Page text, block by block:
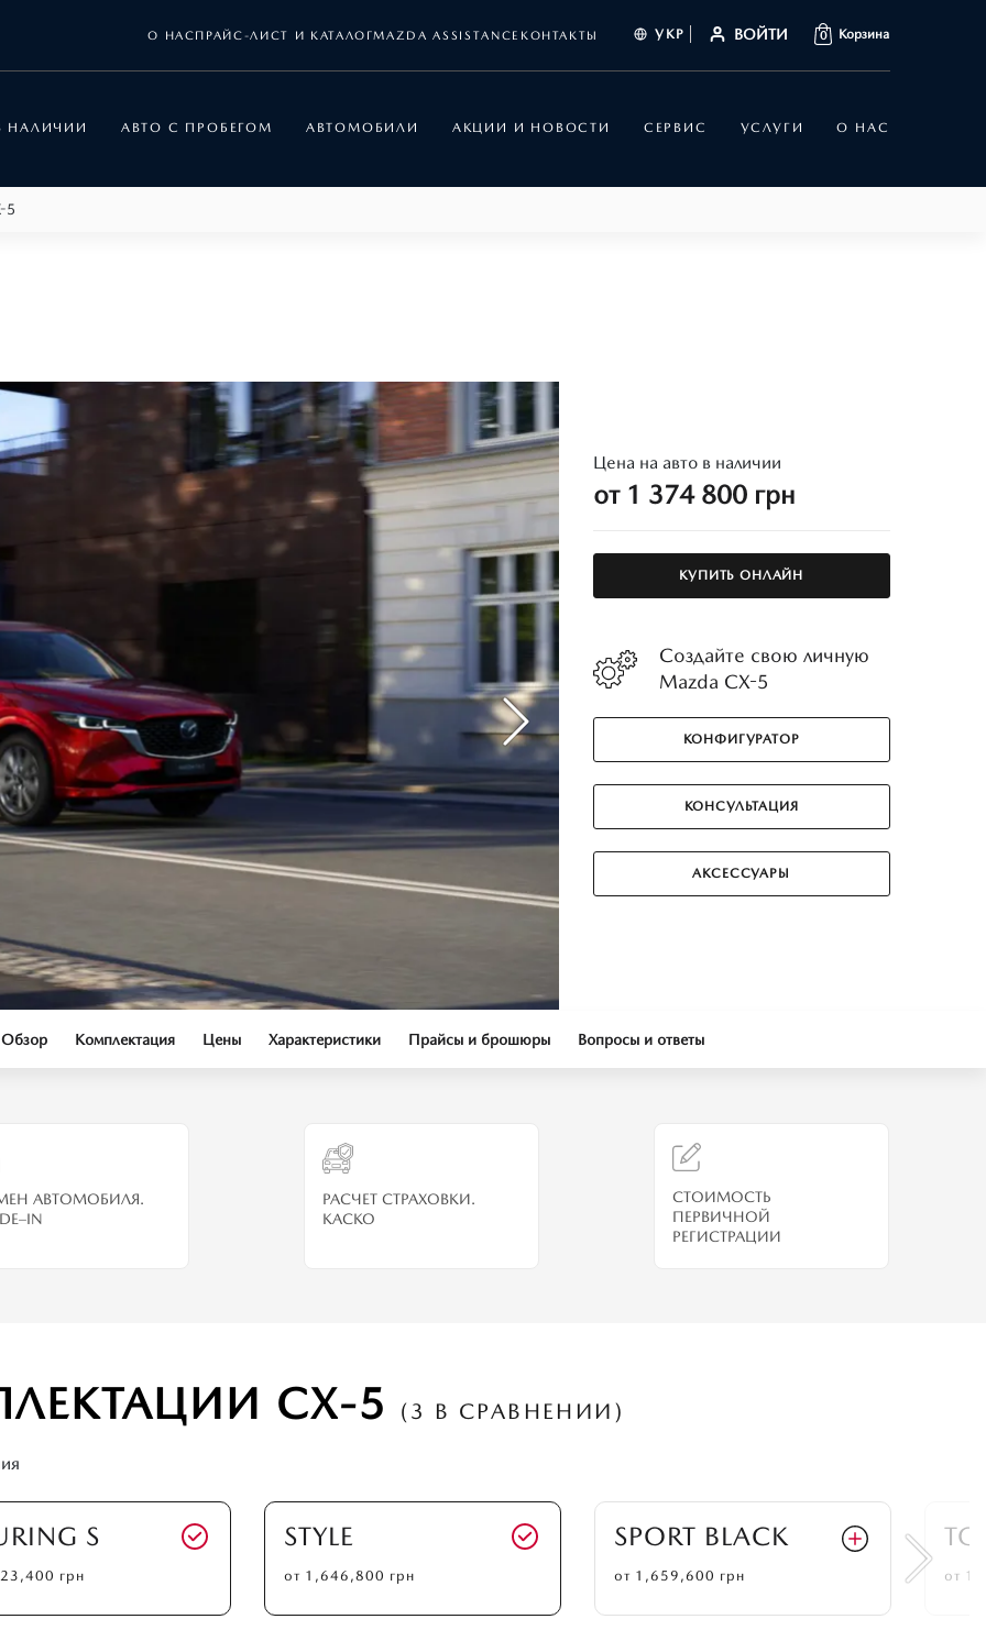
О НАСПРАЙС-ЛИСТ И КАТАЛОГMAZDA ASSISTANCE КОНТАКТЫ УКР ВОЙТИ 0 Корзина
НАЛИЧИИ АВТО С ПРОБЕГОМ АВТОМОБИЛИ АКЦИИ И НОВОСТИ СЕРВИС УСЛУГИ О НАС
5
Цена на авто в наличии
от 1 374 800 грн
КУПИТЬ ОНЛАЙН
Создайте свою личную
Mazda CX-5
КОНФИГУРАТОР
КОНСУЛЬТАЦИЯ
АКСЕССУАРЫ
Обзор Комплектация Цены Характеристики Прайсы и брошюры Вопросы и ответы
АВТОМОБИЛЯ.
РАСЧЕТ СТРАХОВКИ.
КАСКО
СТОИМОСТЬ
ПЕРВИЧНОЙ
РЕГИСТРАЦИИ
CX-5 (3 В СРАВНЕНИИ)
S
грн
STYLE
от 1,646,800 грн
SPORT BLACK
от 1,659,600 грн от